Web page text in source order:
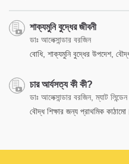
শাক্যমুনি বুদ্ধের জীবনী
ডাঃ আলেক্সান্ডার বরজিন
বোধি, শাক্যমুনি বুদ্ধের উপদেশ,
চার আর্যসত্য কী কী?
ডাঃ আলেক্সান্ডার বরজিন, ম্যাট লিন্ডেন
বৌদ্ধ শিক্ষার জন্য প্রাথমিক